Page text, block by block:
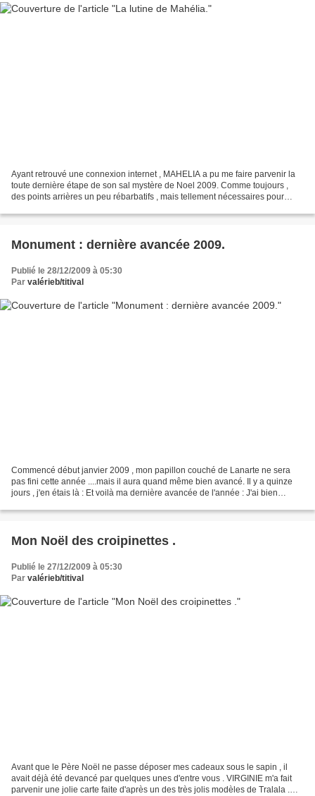
Ayant retrouvé une connexion internet , MAHELIA a pu me faire parvenir la
toute dernière étape de son sal mystère de Noel 2009. Comme toujours ,
des points arrières un peu rébarbatifs , mais tellement nécessaires pour
Monument : dernière avancée 2009.
Publié le 28/12/2009 à 05:30
Par valérieb/titival
Commencé début janvier 2009 , mon papillon couché de Lanarte ne sera
pas fini cette année ....mais il aura quand même bien avancé. Il y a quinze
jours , j'en étais là : Et voilà ma dernière avancée de l'année : J'ai bien
Mon Noël des croipinettes .
Publié le 27/12/2009 à 05:30
Par valérieb/titival
Avant que le Père Noël ne passe déposer mes cadeaux sous le sapin , il
avait déjà été devancé par quelques unes d'entre vous . VIRGINIE m'a fait
parvenir une jolie carte faite d'après un des très jolis modèles de Tralala .